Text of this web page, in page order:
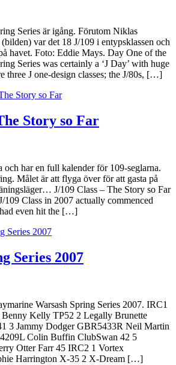
Series är igång. Förutom Niklas
var det 18 J/109 i entypsklassen och
havet. Foto: Eddie Mays. Day One of the
Series was certainly a ‘J Day’ with huge
three J one-design classes; the J/80s, […]
Story so Far
och har en full kalender för 109-seglarna.
Målet är att flyga över för att gasta på
J/109 Class – The Story so Far
109 Class in 2007 actually commenced
even hit the […]
Series 2007
Warsash Spring Series 2007. IRC1
Benny Kelly TP52 2 Legally Brunette
3 Jammy Dodger GBR5433R Neil Martin
Colin Buffin ClubSwan 42 5
Otter Farr 45 IRC2 1 Vortex
Harrington X-35 2 X-Dream […]